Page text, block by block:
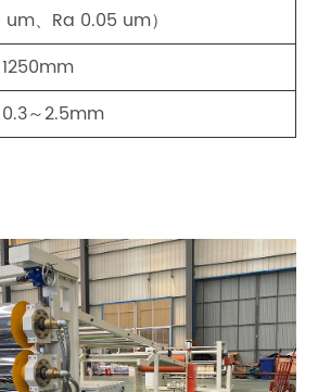
um、Ra 0.05 um）
1250mm
0.3～2.5mm